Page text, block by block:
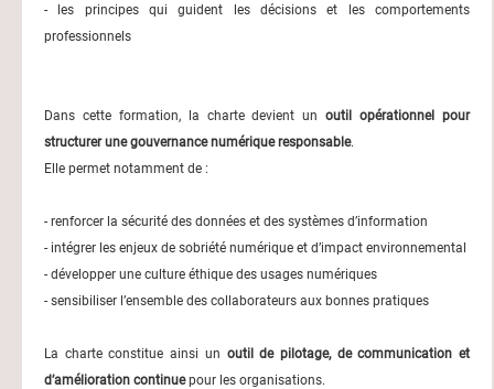
- les principes qui guident les décisions et les comportements
professionnels
Dans cette formation, la charte devient unoutil opérationnel pour
structurer une gouvernance numérique responsable.
Elle permet notamment de :
- renforcer la sécurité des données et des systèmes d’information
- intégrer les enjeux de sobriété numérique et d’impact environnemental
- développer une culture éthique des usages numériques
- sensibiliser l’ensemble des collaborateurs aux bonnes pratiques
La charte constitue ainsi un outil de pilotage, de communication et
d’amélioration continuepour les organisations.